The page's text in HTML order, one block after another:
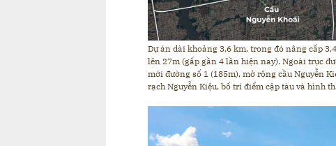
Dự án dài khoảng 3,6 km, trong đó nâng cấp
lên 27m (gấp gần 4 lần hiện nay). Ngoài trục
mới đường số 1 (185m), mở rộng cầu Nguyễn
rạch Nguyễn Kiệu, bố trí điểm cập tàu và hình